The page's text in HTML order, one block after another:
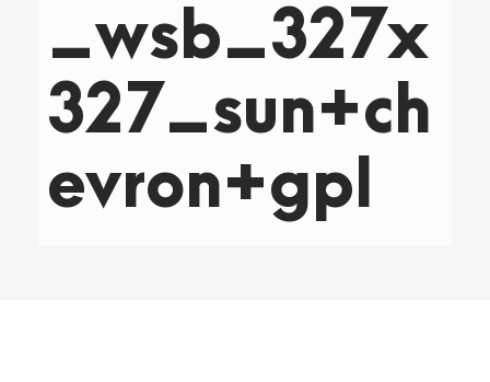
_wsb_327x
327_sun+ch
evron+gpl